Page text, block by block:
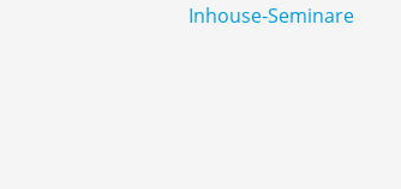
Inhouse-Seminare